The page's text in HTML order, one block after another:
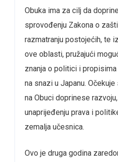
Obuka ima za cilj da
sprovođenju Zakona o
razmatranju postojećih, te
ove oblasti, pružajući
znanja o politici i
na snazi u Japanu.
na Obuci doprinese
unaprijeđenju prava i
zemalja učesnica.
Ovo je druga godina